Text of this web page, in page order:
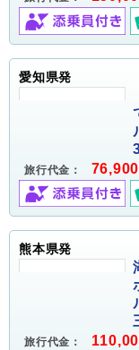
愛知県発
旅行代金：
熊本県発
旅行代金：